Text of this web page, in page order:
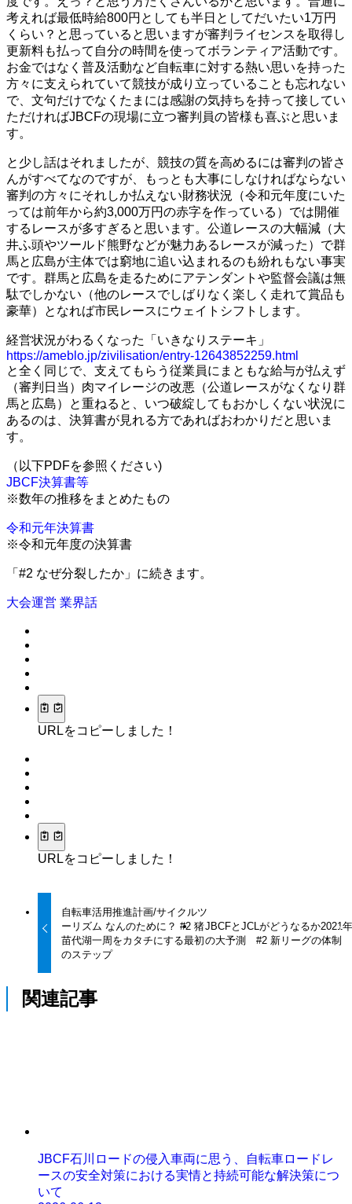
考えれば最低時給800円としても半日としてだいたい1万円
くらい？と思っていると思いますが審判ライセンスを取得し
更新料も払って自分の時間を使ってボランティア活動です。
お金ではなく普及活動など自転車に対する熱い思いを持った
方々に支えられていて競技が成り立っていることも忘れない
で、文句だけでなくたまには感謝の気持ちを持って接してい
ただければJBCFの現場に立つ審判員の皆様も喜ぶと思いま
す。
と少し話はそれましたが、競技の質を高めるには審判の皆さ
んがすべてなのですが、もっとも大事にしなければならない
審判の方々にそれしか払えない財務状況（令和元年度にいた
っては前年から約3,000万円の赤字を作っている）では開催
するレースが多すぎると思います。公道レースの大幅減（大
井ふ頭やツールド熊野などが魅力あるレースが減った）で群
馬と広島が主体では窮地に追い込まれるのも紛れもない事実
です。群馬と広島を走るためにアテンダントや監督会議は無
駄でしかない（他のレースでしばりなく楽しく走れて賞品も
豪華）となれば市民レースにウェイトシフトします。
経営状況がわるくなった「いきなりステーキ」
https://ameblo.jp/zivilisation/entry-12643852259.html
と全く同じで、支えてもらう従業員にまともな給与が払えず
（審判日当）肉マイレージの改悪（公道レースがなくなり群
馬と広島）と重ねると、いつ破綻してもおかしくない状況に
あるのは、決算書が見れる方であればおわかりだと思いま
す。
（以下PDFを参照ください)
JBCF決算書等
※数年の推移をまとめたもの
令和元年決算書
※令和元年度の決算書
「#2 なぜ分裂したか」に続きます。
大会運営 業界話
URLをコピーしました！
URLをコピーしました！
自転車活用推進計画/サイクルツ
ーリズム なんのために？ #2 猪
苗代湖一周をカタチにする最初
のステップ
JBCFとJCLがどうなるか2021
の大予測 #2 新リーグの体制
関連記事
JBCF石川ロードの侵入車両に思う、自転車ロードレ
ースの安全対策における実情と持続可能な解決策につ
いて